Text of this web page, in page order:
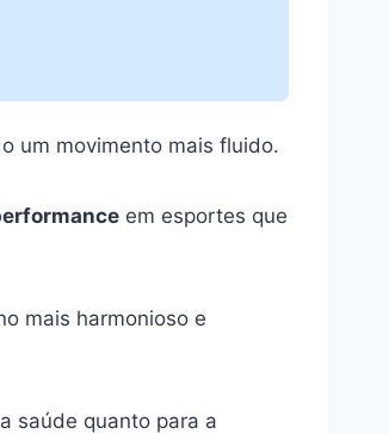
um movimento mais fluido.
em esportes que
mais harmonioso e
saúde quanto para a